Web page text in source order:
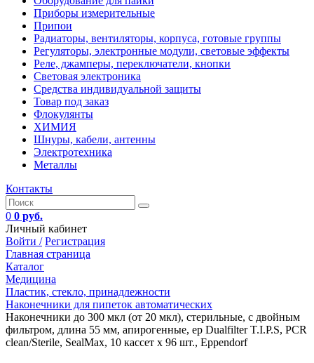
Приборы измерительные
Припои
Радиаторы, вентиляторы, корпуса, готовые группы
Регуляторы, электронные модули, световые эффекты
Реле, джамперы, переключатели, кнопки
Световая электроника
Средства индивидуальной защиты
Товар под заказ
Флокулянты
ХИМИЯ
Шнуры, кабели, антенны
Электротехника
Металлы
Контакты
0 0 руб.
Личный кабинет
Войти / Регистрация
Главная страница
Каталог
Медицина
Пластик, стекло, принадлежности
Наконечники для пипеток автоматических
Наконечники до 300 мкл (от 20 мкл), стерильные, с двойным
фильтром, длина 55 мм, апирогенные, ep Dualfilter T.I.P.S, PCR
clean/Sterile, SealMax, 10 кассет х 96 шт., Eppendorf